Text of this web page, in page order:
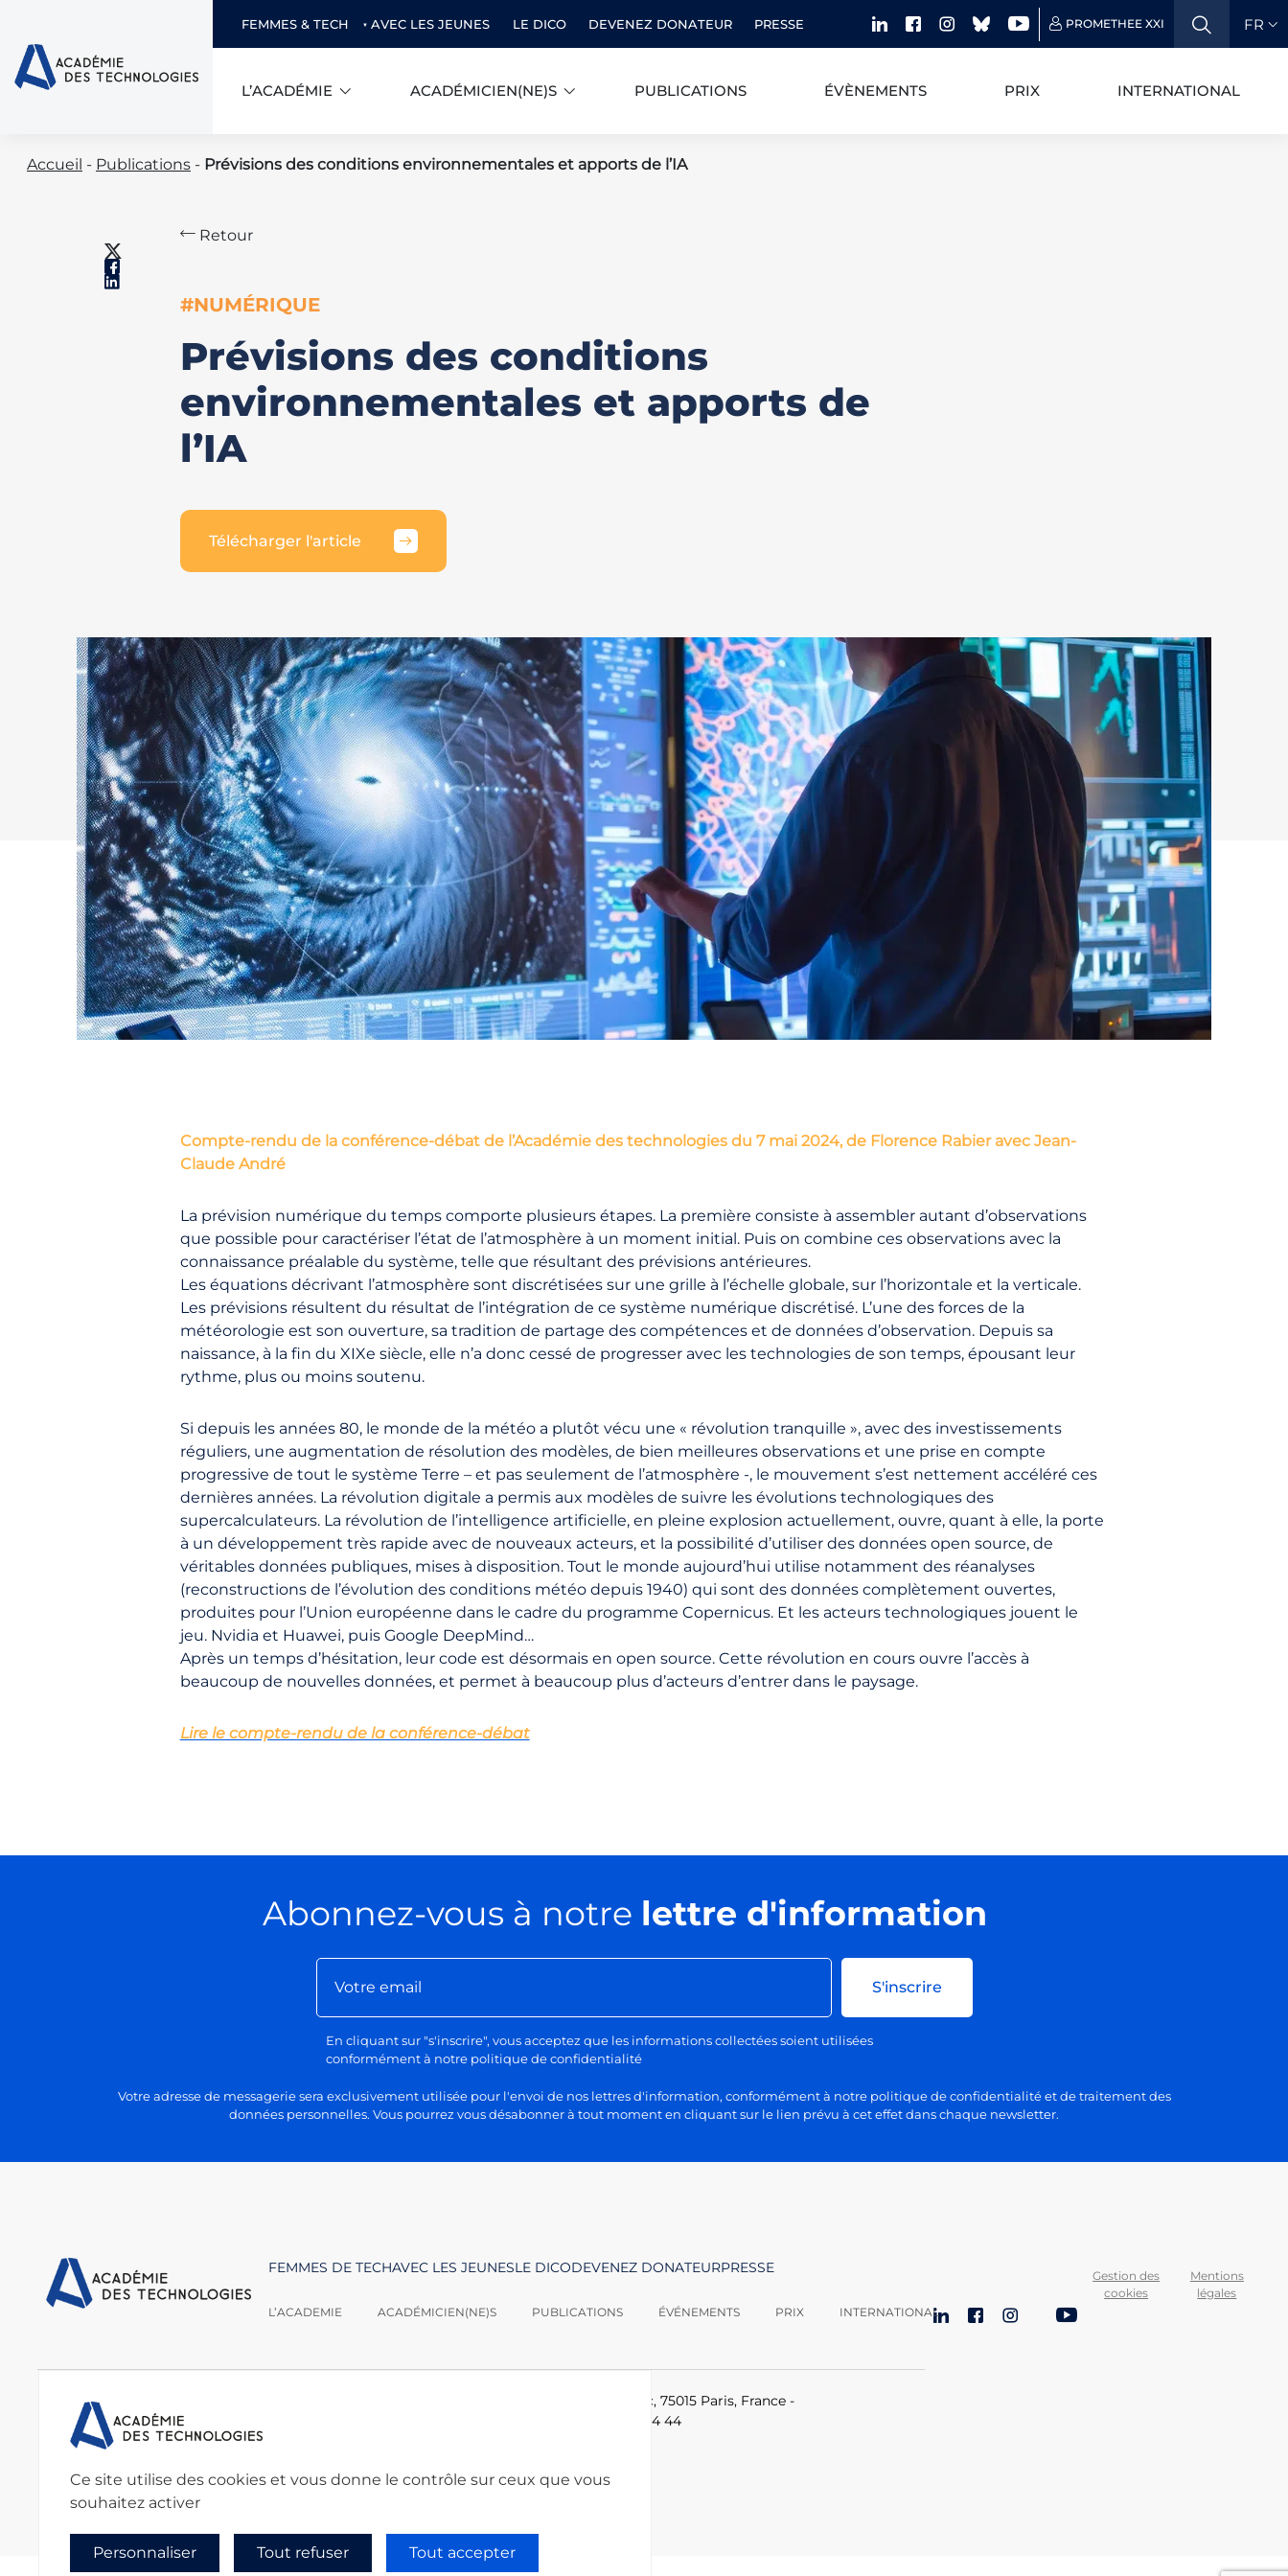
Ce site utilise des cookies et vous donne le contrôle sur ceux que vous
souhaitez activer
Tout accepter
Tout refuser
Personnaliser
FEMMES & TECH AVEC LES JEUNES LE DICO DEVENEZ DONATEUR PRESSE PROMETHEE XXI FR
L’ACADÉMIE ACADÉMICIEN(NE)S PUBLICATIONS ÉVÈNEMENTS PRIX INTERNATIONAL
Accueil - Publications - Prévisions des conditions environnementales et apports de l’IA
Retour
#NUMÉRIQUE
Prévisions des conditions
environnementales et apports de
l’IA
Télécharger l'article
Compte-rendu de la conférence-débat de l’Académie des technologies du 7 mai 2024, de Florence Rabier avec Jean-
Claude André
La prévision numérique du temps comporte plusieurs étapes. La première consiste à assembler autant d’observations
que possible pour caractériser l’état de l’atmosphère à un moment initial. Puis on combine ces observations avec la
connaissance préalable du système, telle que résultant des prévisions antérieures.
Les équations décrivant l’atmosphère sont discrétisées sur une grille à l’échelle globale, sur l’horizontale et la verticale.
Les prévisions résultent du résultat de l’intégration de ce système numérique discrétisé. L’une des forces de la
météorologie est son ouverture, sa tradition de partage des compétences et de données d’observation. Depuis sa
naissance, à la fin du XIXe siècle, elle n’a donc cessé de progresser avec les technologies de son temps, épousant leur
rythme, plus ou moins soutenu.
Si depuis les années 80, le monde de la météo a plutôt vécu une « révolution tranquille », avec des investissements
réguliers, une augmentation de résolution des modèles, de bien meilleures observations et une prise en compte
progressive de tout le système Terre – et pas seulement de l’atmosphère -, le mouvement s’est nettement accéléré ces
dernières années. La révolution digitale a permis aux modèles de suivre les évolutions technologiques des
supercalculateurs. La révolution de l’intelligence artificielle, en pleine explosion actuellement, ouvre, quant à elle, la porte
à un développement très rapide avec de nouveaux acteurs, et la possibilité d’utiliser des données open source, de
véritables données publiques, mises à disposition. Tout le monde aujourd’hui utilise notamment des réanalyses
(reconstructions de l’évolution des conditions météo depuis 1940) qui sont des données complètement ouvertes,
produites pour l’Union européenne dans le cadre du programme Copernicus. Et les acteurs technologiques jouent le
jeu. Nvidia et Huawei, puis Google DeepMind…
Après un temps d’hésitation, leur code est désormais en open source. Cette révolution en cours ouvre l’accès à
beaucoup de nouvelles données, et permet à beaucoup plus d’acteurs d’entrer dans le paysage.
Lire le compte-rendu de la conférence-débat
Abonnez-vous à notre lettre d'information
S'inscrire
En cliquant sur "s'inscrire", vous acceptez que les informations collectées soient utilisées
conformément à notre politique de confidentialité
Votre adresse de messagerie sera exclusivement utilisée pour l'envoi de nos lettres d'information, conformément à notre politique de confidentialité et de traitement des
données personnelles. Vous pourrez vous désabonner à tout moment en cliquant sur le lien prévu à cet effet dans chaque newsletter.
FEMMES DE TECHAVEC LES JEUNESLE DICODEVENEZ DONATEURPRESSE
L’ACADEMIE ACADÉMICIEN(NE)S PUBLICATIONS ÉVÉNEMENTS PRIX INTERNATIONAL
Le Ponant, 19 rue Leblanc, 75015 Paris, France -
+33 (0)1 53 85 44 44
LinkedInFacebook
Instagram
BlueskyYouTube
Gestion des
cookies
Mentions
légales